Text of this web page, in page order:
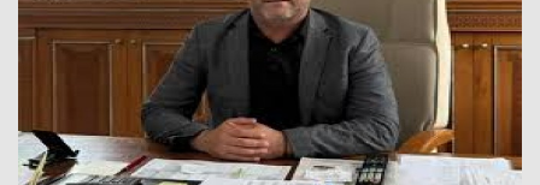
KÜNYE
İLETİŞİM